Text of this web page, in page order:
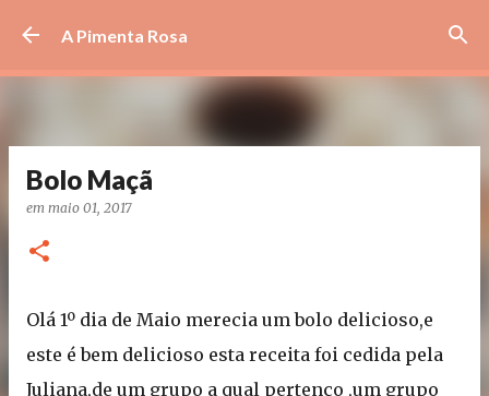
Avançar para o conteúdo principal
A Pimenta Rosa
Bolo Maçã
em maio 01, 2017
Olá 1º dia de Maio merecia um bolo delicioso,e
este é bem delicioso esta receita foi cedida pela
Juliana,de um grupo a qual pertenço ,um grupo